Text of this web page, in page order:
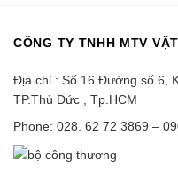
CÔNG TY TNHH MTV
Địa chỉ : Số 16 Đường số 6,
TP.Thủ Đức , Tp.HCM
Phone: 028. 62 72 3869 –